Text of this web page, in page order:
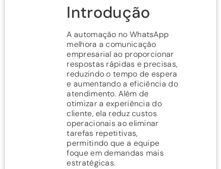
Introdução
A automação no WhatsApp
melhora a comunicação
empresarial ao proporcionar
respostas rápidas e precisas,
reduzindo o tempo de espera
e aumentando a eficiência do
atendimento. Além de
otimizar a experiência do
cliente, ela reduz custos
operacionais ao eliminar
tarefas repetitivas,
permitindo que a equipe
foque em demandas mais
estratégicas.